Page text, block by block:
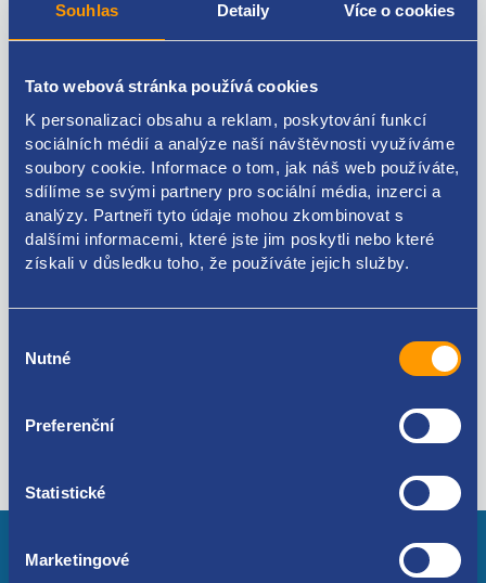
Souhlas Detaily Více o cookies
Tato webová stránka používá cookies
K personalizaci obsahu a reklam, poskytování funkcí
sociálních médií a analýze naší návštěvnosti využíváme
soubory cookie. Informace o tom, jak náš web používáte,
sdílíme se svými partnery pro sociální média, inzerci a
analýzy. Partneři tyto údaje mohou zkombinovat s
dalšími informacemi, které jste jim poskytli nebo které
získali v důsledku toho, že používáte jejich služby.
souhlasu
Nutné
Preferenční
Statistické
Marketingové
Odstraňovač asfaltu -
300 ml
Kód: 15359
Stav: nový díl
170 Kč